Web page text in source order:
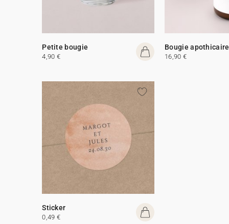
Petite bougie
4,90 €
Bougie apothicaire
16,90 €
Sticker
0,49 €